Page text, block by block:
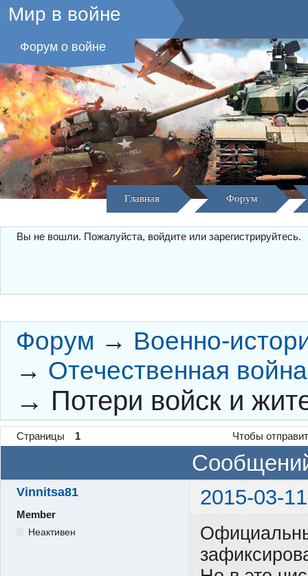
Мир в войне
Форум о войне
Главная Форум
Вы не вошли. Пожалуйста, войдите или зарегистрируйтесь.
Форум → Военно-
→ Отечественная
→ Потери войск и
Страницы 1 Чтобы
Vinnitsa81 2015-03-
Member
Неактивен